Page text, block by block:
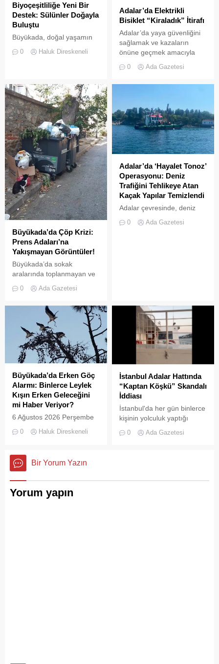
Biyoçeşitliliğe Yeni Bir
Destek: Sülünler Doğayla
Buluştu
Büyükada, doğal yaşamın
çeşitliliğin
ev sahipliği yapıyor. Tarım
ve Orman Bakanlığı Doğa
Koruma ve Milli Parklar
(DKMP) Genel Müdürlüğü
tarafından Polonezköy
Sülün Üretim İstasyonu’nda
yetiştirilen yüzlerce sülün,
Temmuz 2026’da
Büyükada’nın ormanlık
alanlarında doğal yaşama
bırakıldı. Projenin temel
amacı, hem sülün
popülasyonunu...
0 Haluk Direskeneli
Adalar’da Elektrikli
Bisiklet “Kiraladık” İtirafı
Adalar’da yaya güvenliğini
sağlamak ve kazaların
önüne geçmek amacıyla
kiralama yasağı” adeta hiçe
denetimlerin yetersiz
kaldığını bir kez daha gözler
önüne serdi. Adalar’da
UKOME (Ulaşım
Koordinasyon Merkezi)
ticari amaçlı elektrikli bisiklet
ve scooter kiralama
faaliyetleri yasaklanmış
durumda....
0 Ada Gazetesi
Büyükada’da Çöp Krizi:
Prens Adaları’na
Yakışmayan Görüntüler!
Büyükada’da sokak
aralarında toplanmayan ve
tepkisine neden
aylarında hem yerli hem de
yabancı turistlerin akınına
uğrayan Büyükada’da,
çevre temizliği konusunda
yaşanan aksaklıklar adeta
pes dedirtti. Adanın tarihi ve
doğal güzellikleriyle süslü
sokaklarından yansıyan son
görüntüler, çevre sağlığı
açısından tehlike çanlarının
çaldığını gösteriyor. Çöpler
Konteynerlere Sığmıyor,...
0 Ada Gazetesi
Adalar’da ‘Hayalet Tonoz’
Operasyonu: Deniz
Trafiğini Tehlikeye Atan
Kaçak Yapılar Temizlendi
Adalar çevresinde, deniz
çevre kirliliğine neden olan
0 Ada Gazetesi
Büyükada’da Erken Göç
Alarmı: Binlerce Leylek
Kışın Erken Geleceğini
mi Haber Veriyor?
6 Ağustos 2026 Perşembe
14:00 sularında Büyükada
görkemli görsel
şölenlerinden biri yaşandı.
0 Haluk Direskeneli
İstanbul Adalar Hattında
“Kaptan Köşkü” Skandalı
İddiası
İstanbul'da her gün binlerce
kişinin yolculuk yaptığı
görüntüler "bu kadarına da
0 Ada Gazetesi
Bir Yorum Yazın
Yorum yapın